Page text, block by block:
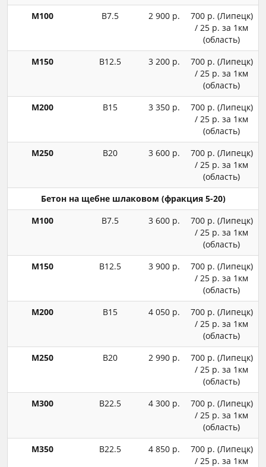
М100 В7.5 2 900 р.
700 р. (Липецк)
/ 25 р. за 1км
(область)
М150
В12.5 3 200 р.
700 р. (Липецк)
/ 25 р. за 1км
(область)
М200
В15 3 350 р.
700 р. (Липецк)
/ 25 р. за 1км
(область)
М250
В20 3 600 р.
700 р. (Липецк)
/ 25 р. за 1км
(область)
Бетон на щебне шлаковом (фракция 5-20)
М100
В7.5 3 600 р.
700 р. (Липецк)
/ 25 р. за 1км
(область)
М150
В12.5 3 900 р.
700 р. (Липецк)
/ 25 р. за 1км
(область)
М200
В15 4 050 р.
700 р. (Липецк)
/ 25 р. за 1км
(область)
М250
В20 2 990 р.
700 р. (Липецк)
/ 25 р. за 1км
(область)
М300
В22.5 4 300 р.
700 р. (Липецк)
/ 25 р. за 1км
(область)
М350
В22.5 4 850 р.
700 р. (Липецк)
/ 25 р. за 1км